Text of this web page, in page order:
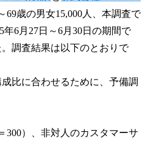
69歳の男女15,000人、本調査で
6月27日～6月30日の期間で
調査結果は以下のとおりで
比に合わせるために、予備調
300）、非対人のカスタマーサ